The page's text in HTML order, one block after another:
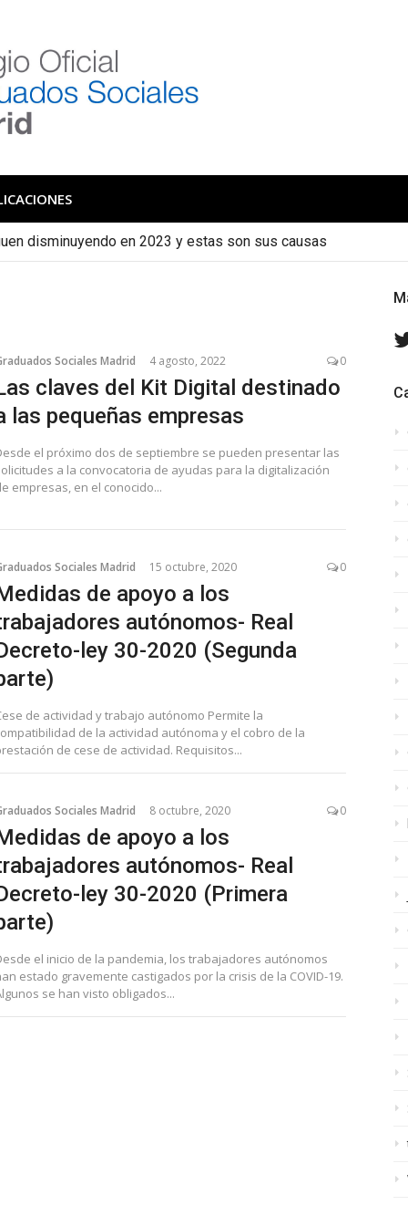
Graduados
disminuyendo en 2023 y estas son sus causas
se convierten en indefinidos con mayor frecuencia de lo que
Sociales Madrid 4 agosto, 2022 0
claves del Kit Digital destinado
las pequeñas empresas
el próximo dos de septiembre se pueden presentar las
a la convocatoria de ayudas para la digitalización
empresas, en el conocido...
Sociales Madrid 15 octubre, 2020 0
de apoyo a los
autónomos- Real
ley 30-2020 (Segunda
de actividad y trabajo autónomo Permite la
de la actividad autónoma y el cobro de la
de cese de actividad. Requisitos...
Sociales Madrid 8 octubre, 2020 0
de apoyo a los
autónomos- Real
ley 30-2020 (Primera
el inicio de la pandemia, los trabajadores autónomos
estado gravemente castigados por la crisis de la COVID-19.
se han visto obligados...